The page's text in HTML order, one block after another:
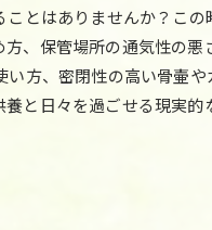
とはありませんか？こ
、保管場所の通気性の
方、密閉性の高い骨壷
と日々を過ごせる現実的